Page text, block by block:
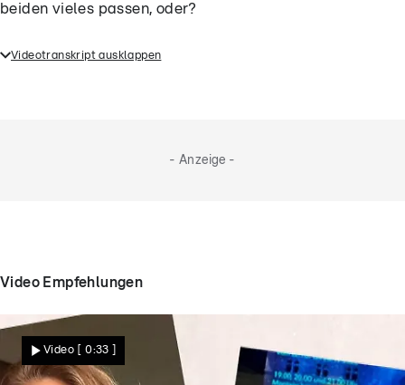
beiden vieles passen, oder?
"First Dates - Ein Tisch für zwei": Fabian und Karina
Videotranskript ausklappen
- Anzeige -
Video Empfehlungen
Video [ 0:33 ]